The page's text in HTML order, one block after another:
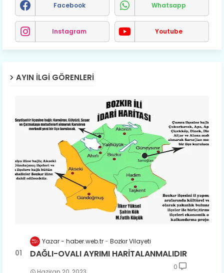
Facebook Whatsapp
Instagram Youtube
AYIN İLGI GÖRENLERI
Yazar - haber.web.tr Bozkır Vilayeti
DAĞLI-OVALI AYRIMI HARİTALANMALIDIR
0